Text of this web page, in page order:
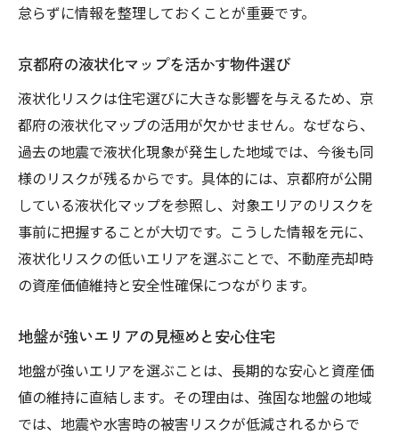
怠らずに情報を整理しておくことが重要です。
京都府の液状化マップを活かす物件選び
液状化リスクは住宅選びに大きな影響を与えるため、京
都府の液状化マップの活用が欠かせません。なぜなら、
過去の地震で液状化現象が発生した地域では、今後も同
様のリスクが残るからです。具体的には、京都府が公開
している液状化マップを参照し、対象エリアのリスクを
事前に把握することが大切です。こうした情報を元に、
液状化リスクの低いエリアを選ぶことで、不動産売却時
の資産価値維持と安全性確保につながります。
地盤が強いエリアの見極めと安心住宅
地盤が強いエリアを選ぶことは、長期的な安心と資産価
値の維持に直結します。その理由は、強固な地盤の地域
では、地震や水害時の被害リスクが低減されるからで